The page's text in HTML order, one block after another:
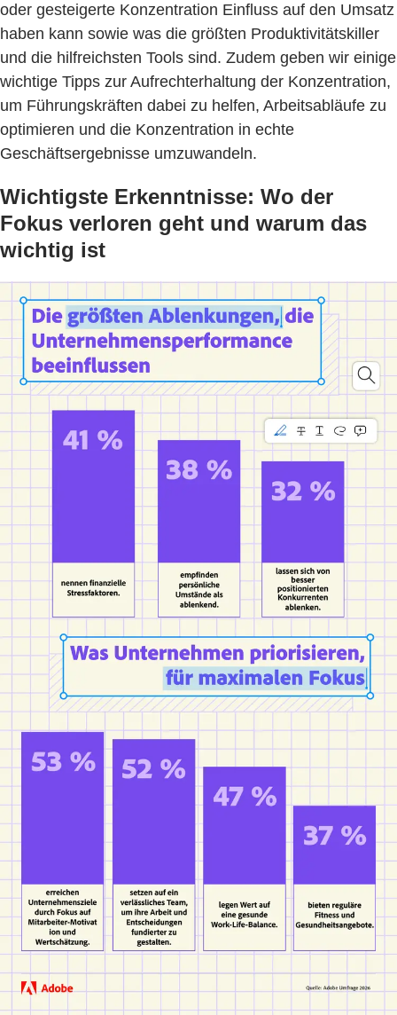
oder gesteigerte Konzentration Einfluss auf den Umsatz
haben kann sowie was die größten Produktivitätskiller
und die hilfreichsten Tools sind. Zudem geben wir einige
wichtige Tipps zur Aufrechterhaltung der Konzentration,
um Führungskräften dabei zu helfen, Arbeitsabläufe zu
optimieren und die Konzentration in echte
Geschäftsergebnisse umzuwandeln.
Wichtigste Erkenntnisse: Wo der
Fokus verloren geht und warum das
wichtig ist